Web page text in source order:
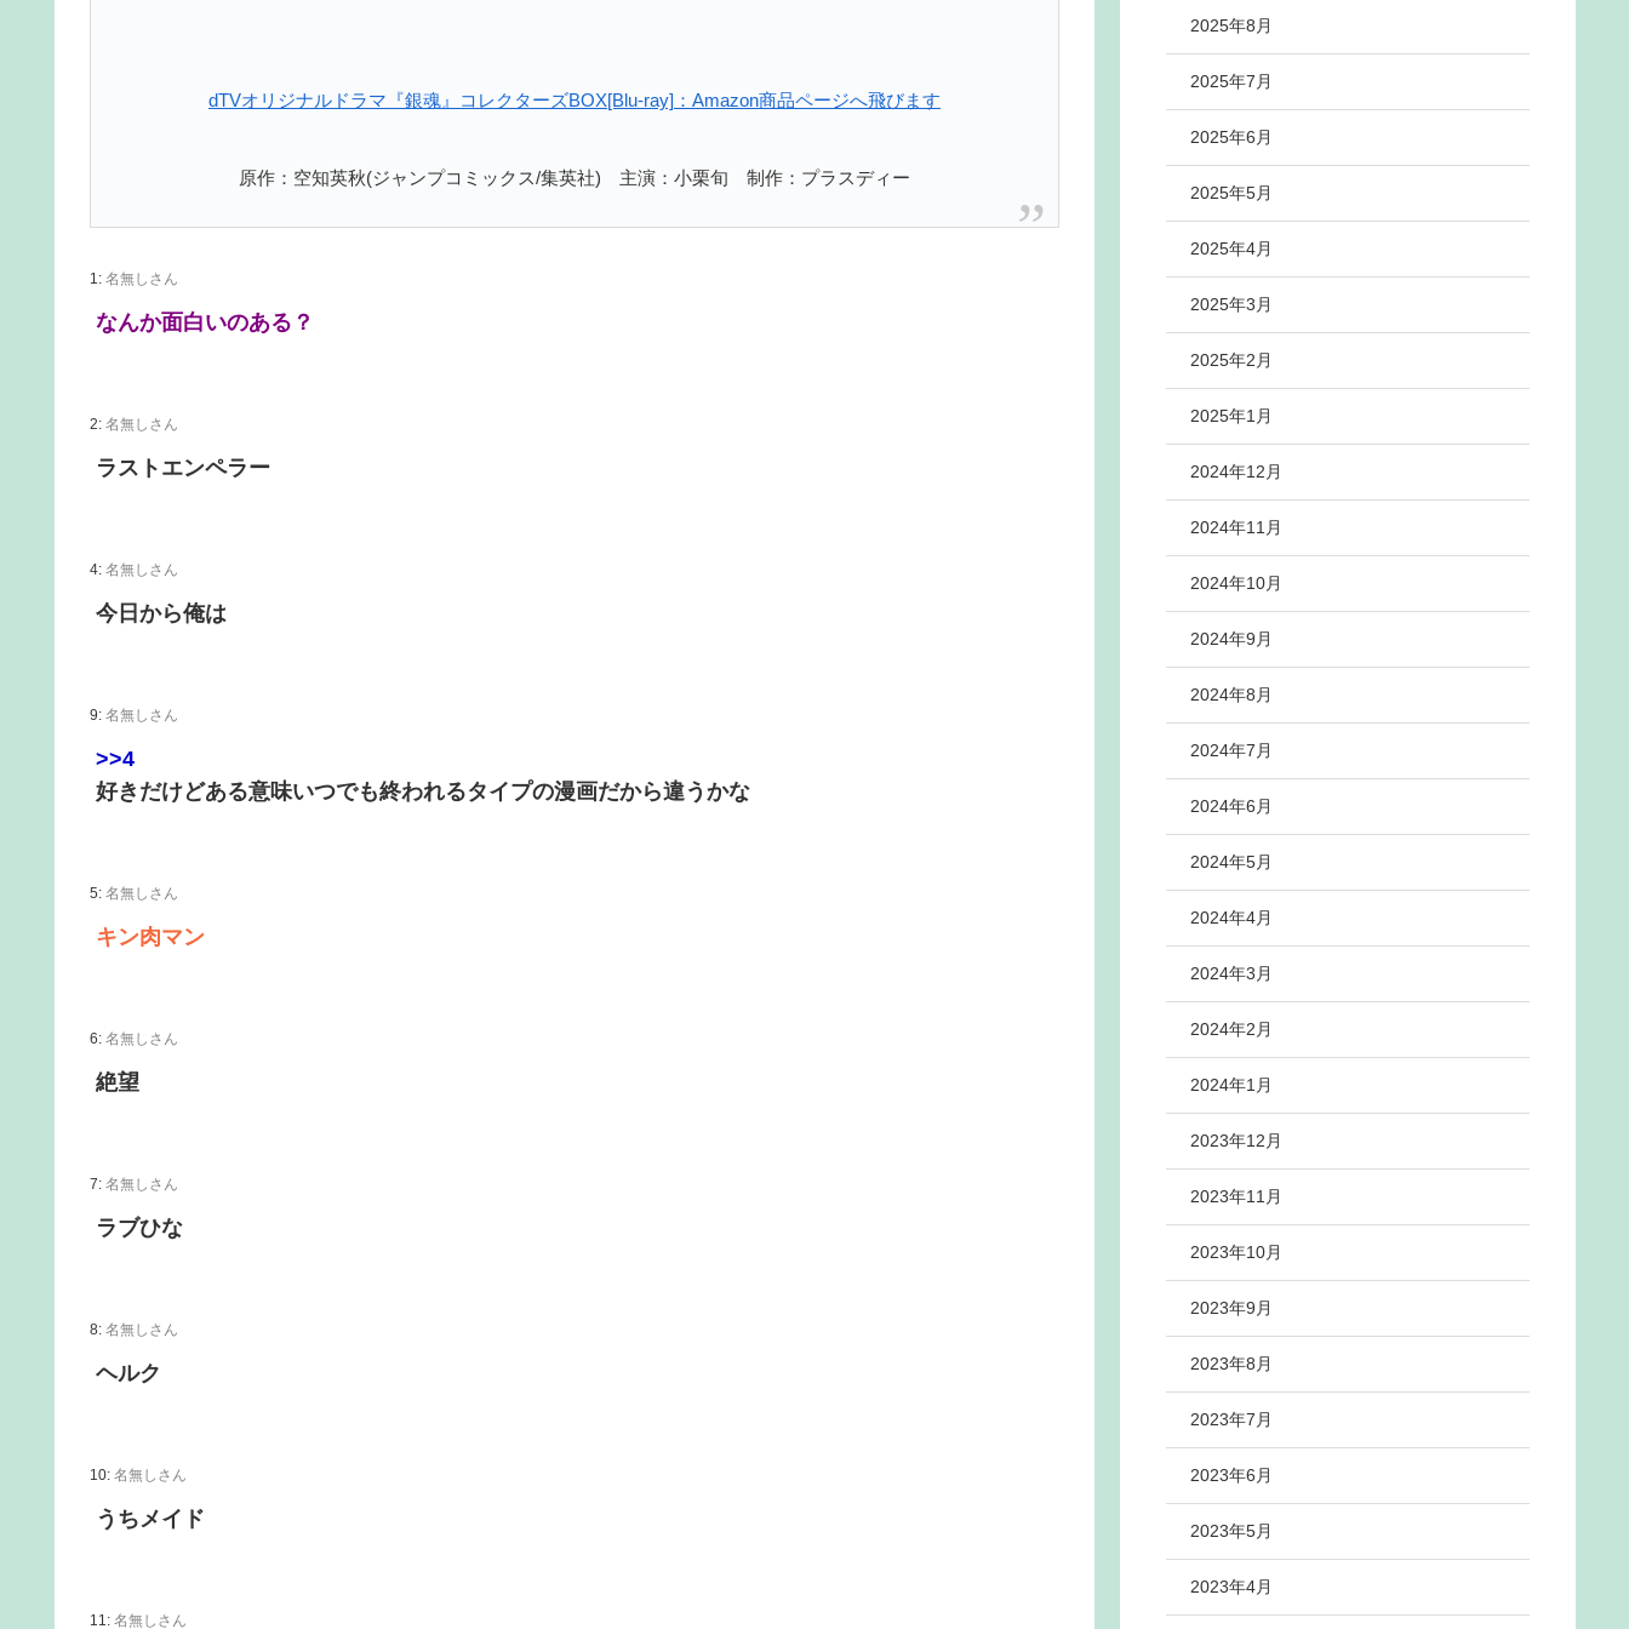
dTVオリジナルドラマ『銀魂』コレクターズBOX[Blu-ray]：Amazon商品ページへ飛びます
原作：空知英秋(ジャンプコミックス/集英社) 主演：小栗旬 制作：プラスディー
1: 名無しさん
なんか面白いのある？
2: 名無しさん
ラストエンペラー
4: 名無しさん
今日から俺は
9: 名無しさん
>>4
好きだけどある意味いつでも終われるタイプの漫画だから違うかな
5: 名無しさん
キン肉マン
6: 名無しさん
絶望
7: 名無しさん
ラブひな
8: 名無しさん
ヘルク
10: 名無しさん
うちメイド
11: 名無しさん
2025年8月
2025年7月
2025年6月
2025年5月
2025年4月
2025年3月
2025年2月
2025年1月
2024年12月
2024年11月
2024年10月
2024年9月
2024年8月
2024年7月
2024年6月
2024年5月
2024年4月
2024年3月
2024年2月
2024年1月
2023年12月
2023年11月
2023年10月
2023年9月
2023年8月
2023年7月
2023年6月
2023年5月
2023年4月